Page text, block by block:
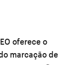
oferece o
marcação de